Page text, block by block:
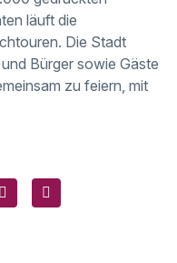
läuft die
Die Stadt
Bürger sowie Gäste
zu feiern, mit